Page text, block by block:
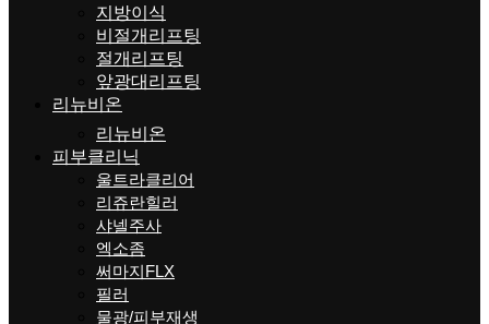
지방이식
비절개리프팅
절개리프팅
앞광대리프팅
리뉴비온
리뉴비온
피부클리닉
울트라클리어
리쥬란힐러
샤넬주사
엑소좀
써마지FLX
필러
물광/피부재생